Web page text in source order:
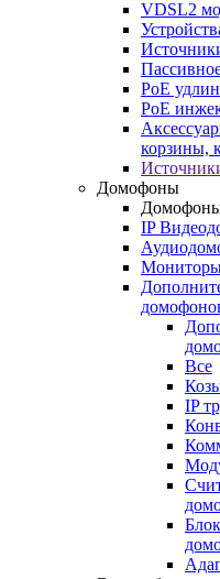
VDSL2
PoE
PoE
корзины,
Домофоны
IP
Все
IP